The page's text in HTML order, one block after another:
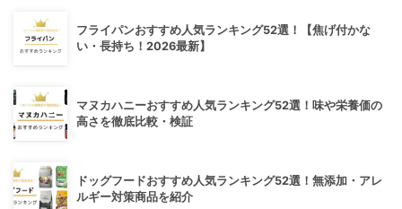
フライパンおすすめ人気ランキング52選！【焦げ付かな
い・長持ち！2026最新】
マヌカハニーおすすめ人気ランキング52選！味や栄養価の
高さを徹底比較・検証
ドッグフードおすすめ人気ランキング52選！無添加・アレ
ルギー対策商品を紹介